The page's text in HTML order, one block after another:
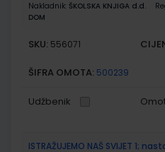
Nakladnik: ŠKOLSKA KNJIGA d.d.
DOM
SKU: 556071
ŠIFRA OMOTA: 500239
Udžbenik
ISTRAŽUJEMO NAŠ SVIJET 1;